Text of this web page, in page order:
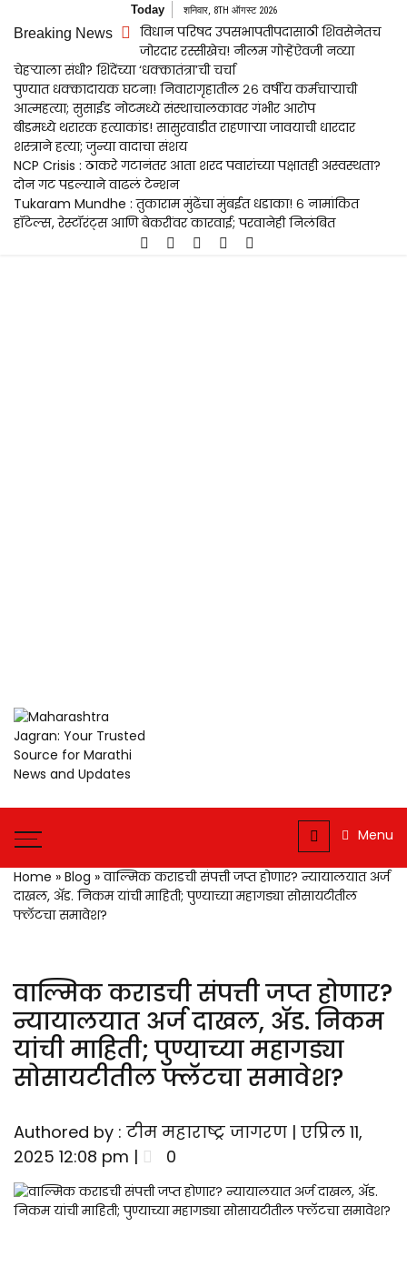
Today शनिवार, 8TH ऑगस्ट 2026
Breaking News
विधान परिषद उपसभापतीपदासाठी शिवसेनेतच
जोरदार रस्सीखेच! नीलम गोऱ्हेंऐवजी नव्या
चेहऱ्याला संधी? शिंदेंच्या ‘धक्कातंत्रा’ची चर्चा
पुण्यात धक्कादायक घटना! निवारागृहातील २६ वर्षीय कर्मचाऱ्याची
आत्महत्या; सुसाईड नोटमध्ये संस्थाचालकावर गंभीर आरोप
बीडमध्ये थरारक हत्याकांड! सासुरवाडीत राहणाऱ्या जावयाची धारदार
शस्त्राने हत्या; जुन्या वादाचा संशय
NCP Crisis : ठाकरे गटानंतर आता शरद पवारांच्या पक्षातही अस्वस्थता?
दोन गट पडल्याने वाढलं टेन्शन
Tukaram Mundhe : तुकाराम मुंढेंचा मुंबईत धडाका! ६ नामांकित
हॉटेल्स, रेस्टॉरंट्स आणि बेकरींवर कारवाई; परवानेही निलंबित
Marathi
News and
Trusted
Companion for the
Latest News
Menu
Home » Blog »वाल्मिक कराडची संपत्ती जप्त होणार? न्यायालयात अर्ज
दाखल, अ‍ॅड. निकम यांची माहिती; पुण्याच्या महागड्या सोसायटीतील
फ्लॅटचा समावेश?
वाल्मिक कराडची संपत्ती जप्त होणार?
न्यायालयात अर्ज दाखल, अ‍ॅड. निकम
यांची माहिती; पुण्याच्या महागड्या
सोसायटीतील फ्लॅटचा समावेश?
Authored by : टीम महाराष्ट्र जागरण | एप्रिल 11,
2025 12:08 pm |
0